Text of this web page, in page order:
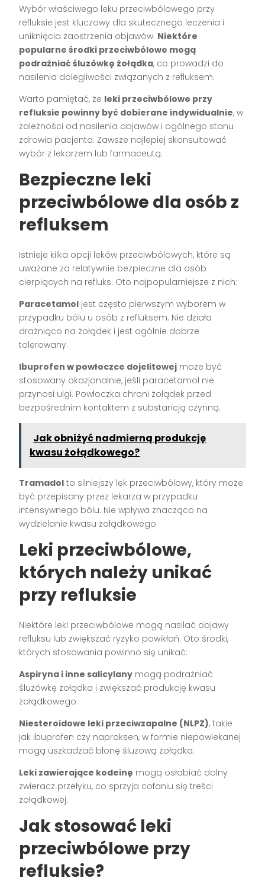
Wybór właściwego leku przeciwbólowego przy
refluksie jest kluczowy dla skutecznego leczenia i
uniknięcia zaostrzenia objawów. Niektóre
popularne środki przeciwbólowe mogą
podrażniać śluzówkę żołądka, co prowadzi do
nasilenia dolegliwości związanych z refluksem.
Warto pamiętać, że leki przeciwbólowe przy
refluksie powinny być dobierane indywidualnie, w
zależności od nasilenia objawów i ogólnego stanu
zdrowia pacjenta. Zawsze najlepiej skonsultować
wybór z lekarzem lub farmaceutą.
Bezpieczne leki
przeciwbólowe dla osób z
refluksem
Istnieje kilka opcji leków przeciwbólowych, które są
uważane za relatywnie bezpieczne dla osób
cierpiących na refluks. Oto najpopularniejsze z nich:
Paracetamol jest często pierwszym wyborem w
przypadku bólu u osób z refluksem. Nie działa
drażniąco na żołądek i jest ogólnie dobrze
tolerowany.
Ibuprofen w powłoczce dojelitowej może być
stosowany okazjonalnie, jeśli paracetamol nie
przynosi ulgi. Powłoczka chroni żołądek przed
bezpośrednim kontaktem z substancją czynną.
Jak obniżyć nadmierną produkcję
kwasu żołądkowego?
Tramadol to silniejszy lek przeciwbólowy, który może
być przepisany przez lekarza w przypadku
intensywnego bólu. Nie wpływa znacząco na
wydzielanie kwasu żołądkowego.
Leki przeciwbólowe,
których należy unikać
przy refluksie
Niektóre leki przeciwbólowe mogą nasilać objawy
refluksu lub zwiększać ryzyko powikłań. Oto środki,
których stosowania powinno się unikać:
Aspiryna i inne salicylany mogą podrażniać
śluzówkę żołądka i zwiększać produkcję kwasu
żołądkowego.
Niesteroidowe leki przeciwzapalne (NLPZ), takie
jak ibuprofen czy naproksen, w formie niepowlekanej
mogą uszkadzać błonę śluzową żołądka.
Leki zawierające kodeinę mogą osłabiać dolny
zwieracz przełyku, co sprzyja cofaniu się treści
żołądkowej.
Jak stosować leki
przeciwbólowe przy
refluksie?